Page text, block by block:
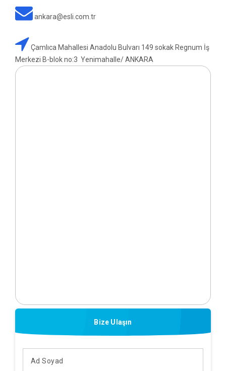
ankara@esli.com.tr
Çamlıca Mahallesi Anadolu Bulvarı 149 sokak Regnum İş
Merkezi B-blok no:3 Yenimahalle/ ANKARA
Bize Ulaşın